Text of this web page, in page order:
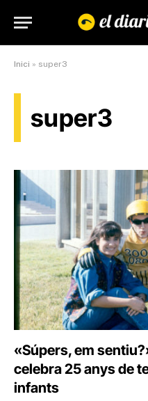
Inici » super3
super3
«Súpers, em
celebra 25 anys de
infants